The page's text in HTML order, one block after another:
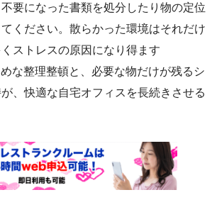
要になった書類を処分したり物の定位
ください。散らかった環境はそれだけ
ストレスの原因になり得ます
な整理整頓と、必要な物だけが残るシ
、快適な自宅オフィスを長続きさせる